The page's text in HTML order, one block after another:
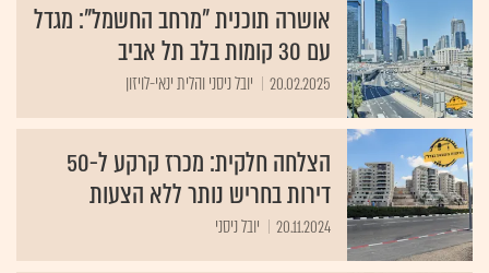
אושרה תוכנית "מרחב החשמל": מגדל
עם 30 קומות בלב תל אביב
20.02.2025 יובל ניסני והלית ינאי-לויזון
הצלחה חלקית: מכרז קרקע ל-50
דירות בחריש נותר ללא הצעות
20.11.2024 יובל ניסני